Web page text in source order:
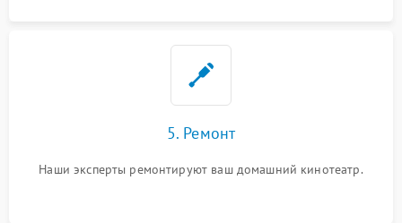
5. Ремонт
Наши эксперты ремонтируют ваш домашний кинотеатр.